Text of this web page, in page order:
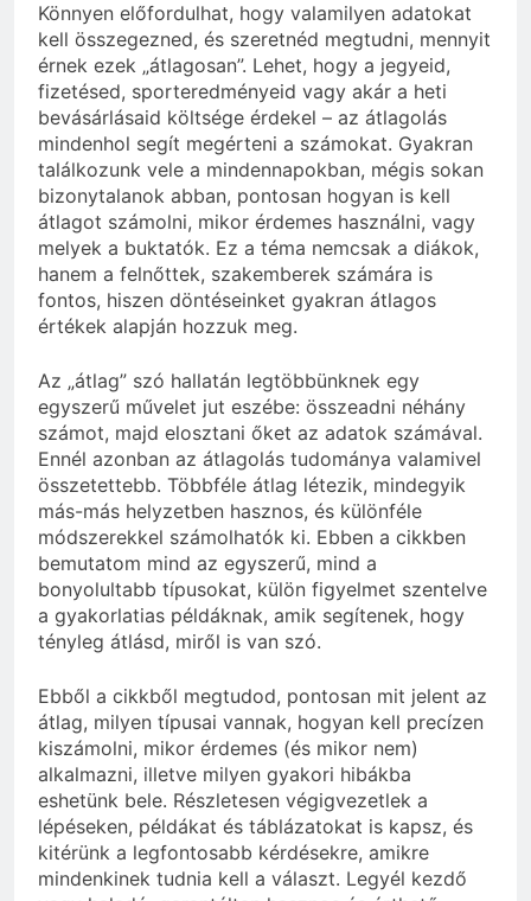
Könnyen előfordulhat, hogy valamilyen adatokat
kell összegezned, és szeretnéd megtudni, mennyit
érnek ezek „átlagosan”. Lehet, hogy a jegyeid,
fizetésed, sporteredményeid vagy akár a heti
bevásárlásaid költsége érdekel – az átlagolás
mindenhol segít megérteni a számokat. Gyakran
találkozunk vele a mindennapokban, mégis sokan
bizonytalanok abban, pontosan hogyan is kell
átlagot számolni, mikor érdemes használni, vagy
melyek a buktatók. Ez a téma nemcsak a diákok,
hanem a felnőttek, szakemberek számára is
fontos, hiszen döntéseinket gyakran átlagos
értékek alapján hozzuk meg.
Az „átlag” szó hallatán legtöbbünknek egy
egyszerű művelet jut eszébe: összeadni néhány
számot, majd elosztani őket az adatok számával.
Ennél azonban az átlagolás tudománya valamivel
összetettebb. Többféle átlag létezik, mindegyik
más-más helyzetben hasznos, és különféle
módszerekkel számolhatók ki. Ebben a cikkben
bemutatom mind az egyszerű, mind a
bonyolultabb típusokat, külön figyelmet szentelve
a gyakorlatias példáknak, amik segítenek, hogy
tényleg átlásd, miről is van szó.
Ebből a cikkből megtudod, pontosan mit jelent az
átlag, milyen típusai vannak, hogyan kell precízen
kiszámolni, mikor érdemes (és mikor nem)
alkalmazni, illetve milyen gyakori hibákba
eshetünk bele. Részletesen végigvezetlek a
lépéseken, példákat és táblázatokat is kapsz, és
kitérünk a legfontosabb kérdésekre, amikre
mindenkinek tudnia kell a választ. Legyél kezdő